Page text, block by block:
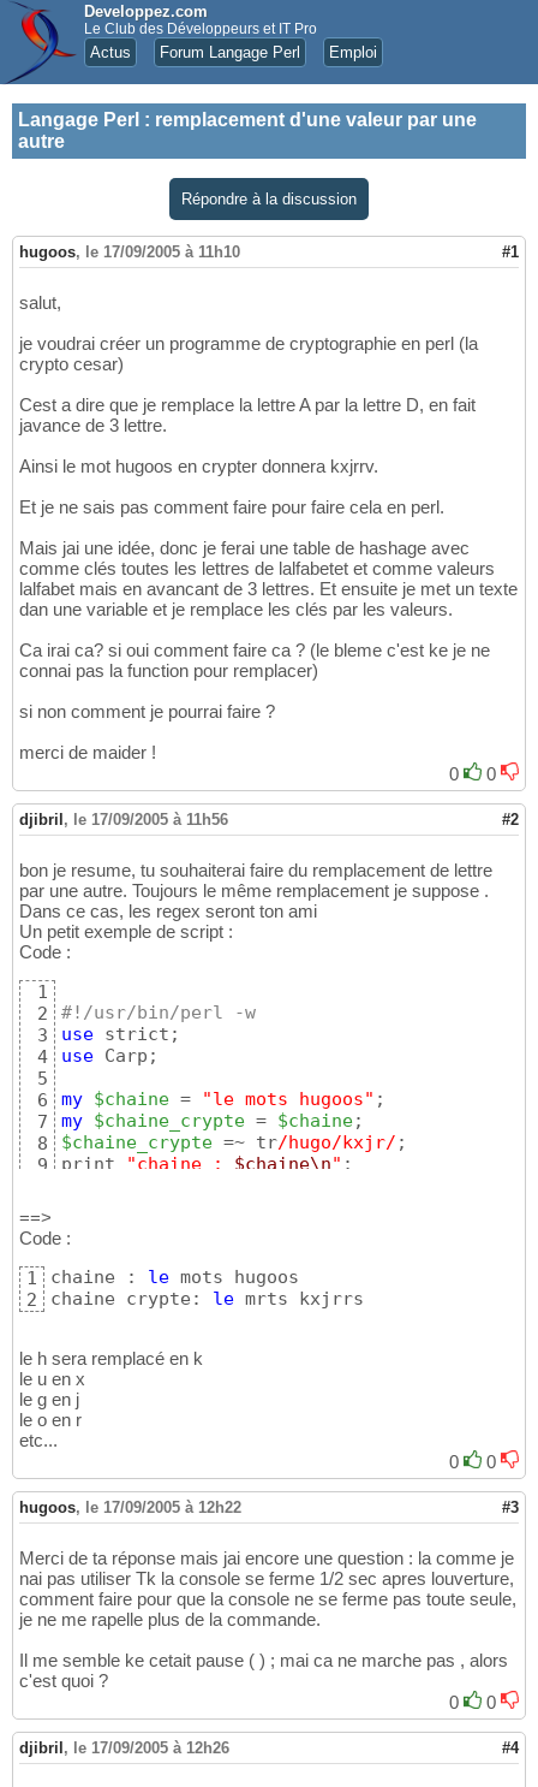
Developpez.com
Le Club des Développeurs et IT Pro
Actus Forum Langage Perl Emploi
Langage Perl : remplacement d'une valeur par une
autre
Répondre à la discussion
hugoos, le 17/09/2005 à 11h10 #1
salut,
je voudrai créer un programme de cryptographie en perl (la
crypto cesar)
Cest a dire que je remplace la lettre A par la lettre D, en fait
javance de 3 lettre.
Ainsi le mot hugoos en crypter donnera kxjrrv.
Et je ne sais pas comment faire pour faire cela en perl.
Mais jai une idée, donc je ferai une table de hashage avec
comme clés toutes les lettres de lalfabetet et comme valeurs
lalfabet mais en avancant de 3 lettres. Et ensuite je met un texte
dan une variable et je remplace les clés par les valeurs.
Ca irai ca? si oui comment faire ca ? (le bleme c'est ke je ne
connai pas la function pour remplacer)
si non comment je pourrai faire ?
merci de maider !
0
0
djibril , le 17/09/2005 à 11h56 #2
bon je resume, tu souhaiterai faire du remplacement de lettre
par une autre. Toujours le même remplacement je suppose .
Dans ce cas, les regex seront ton ami
Un petit exemple de script :
Code :
1
2
3
4
5
6
7
8
9
#!/usr/bin/perl -w
use
use Carp;
my $chaine = "le mots hugoos"
my $chaine_crypte = $chaine
$chaine_crypte =~ tr/hugo/kxjr/ ;
print
"chaine : $chaine\n" ;
==>
Code :
1
2
chaine : le mots hugoos
chaine crypte: le mrts kxjrrs
le h sera remplacé en k
le u en x
le g en j
le o en r
etc...
0
0
hugoos, le 17/09/2005 à 12h22 #3
Merci de ta réponse mais jai encore une question : la comme je
nai pas utiliser Tk la console se ferme 1/2 sec apres louverture,
comment faire pour que la console ne se ferme pas toute seule,
je ne me rapelle plus de la commande.
Il me semble ke cetait pause ( ) ; mai ca ne marche pas , alors
c'est quoi ?
0
0
djibril , le 17/09/2005 à 12h26 #4